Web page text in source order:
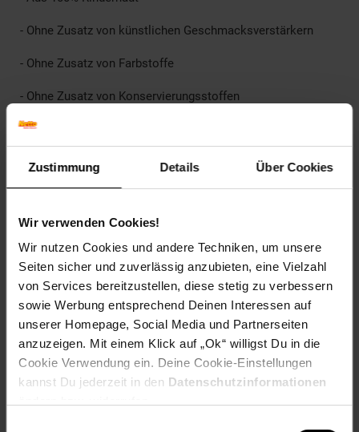
Zustimmung Details Über Cookies
Wir verwenden Cookies!
Wir nutzen Cookies und andere Techniken, um unsere
Seiten sicher und zuverlässig anzubieten, eine Vielzahl
von Services bereitzustellen, diese stetig zu verbessern
sowie Werbung entsprechend Deinen Interessen auf
unserer Homepage, Social Media und Partnerseiten
anzuzeigen. Mit einem Klick auf „Ok“ willigst Du in die
Cookie Verwendung ein. Deine Cookie-Einstellungen
kannst Du jederzeit in den Datenschutzinformationen
- Ohne Zusatz von künstlichen Geschmacksverstärkern
- Ohne Zusatz von Farbstoffe
- Ohne Zusatz von Konservierungsstoffen
- Ideal für große Hunde
Artikelnummer: 2692965000
EAN: 4041434531131
Kennzeichnung
Versandinformationen
Herstellerinformationen